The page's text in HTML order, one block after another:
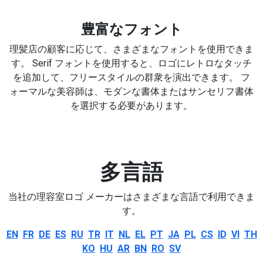
豊富なフォント
理髪店の顧客に応じて、さまざまなフォントを使用できま
す。 Serif フォントを使用すると、ロゴにレトロなタッチ
を追加して、フリースタイルの群衆を演出できます。 フ
ォーマルな美容師は、モダンな書体またはサンセリフ書体
を選択する必要があります。
多言語
当社の理容室ロゴ メーカーはさまざまな言語で利用できま
す。
EN FR DE ES RU TR IT NL EL PT JA PL CS ID VI TH
KO HU AR BN RO SV